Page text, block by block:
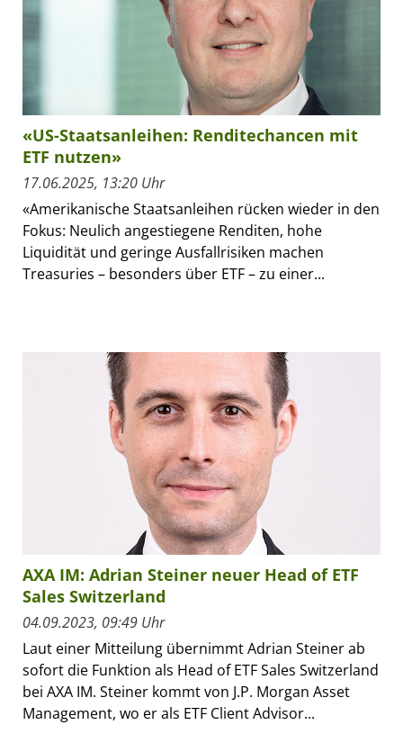
«US-Staatsanleihen: Renditechancen mit
ETF nutzen»
17.06.2025, 13:20 Uhr
«Amerikanische Staatsanleihen rücken wieder in den
Fokus: Neulich angestiegene Renditen, hohe
Liquidität und geringe Ausfallrisiken machen
Treasuries – besonders über ETF – zu einer...
AXA IM: Adrian Steiner neuer Head of ETF
Sales Switzerland
04.09.2023, 09:49 Uhr
Laut einer Mitteilung übernimmt Adrian Steiner ab
sofort die Funktion als Head of ETF Sales Switzerland
bei AXA IM. Steiner kommt von J.P. Morgan Asset
Management, wo er als ETF Client Advisor...